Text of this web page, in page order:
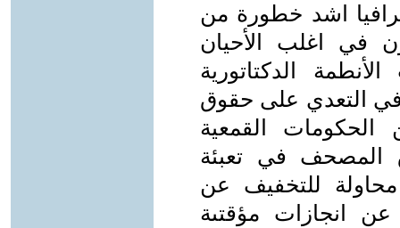
اشد خطورة من
في اغلب الأحيان
الدكتاتورية
في التعدي على حقوق
الحكومات القمعية
المصحف في تعبئة
للتخفيف عن
انجازات مؤقتىة